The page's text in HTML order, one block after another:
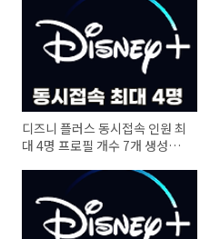
디즈니 플러스 동시접속 인원 최
대 4명 프로필 개수 7개 생성